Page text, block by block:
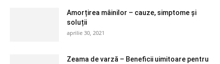
Amorțirea mâinilor – cauze, simptome și
soluții
aprilie 30, 2021
Zeama de varză – Beneficii uimitoare pentru